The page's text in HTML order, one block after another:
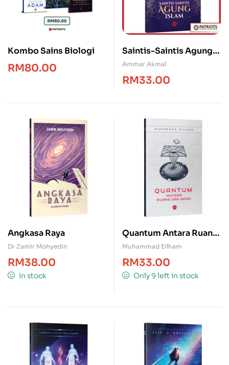
Kombo Sains Biologi
RM80.00
Saintis-Saintis Agung
Islam
Ammar Akmal
RM33.00
Angkasa Raya
Dr Zamir Mohyedin
RM38.00
In stock
Quantum Antara Ruang
& Masa
Muhammad Eilham
RM33.00
Only 9 left in stock